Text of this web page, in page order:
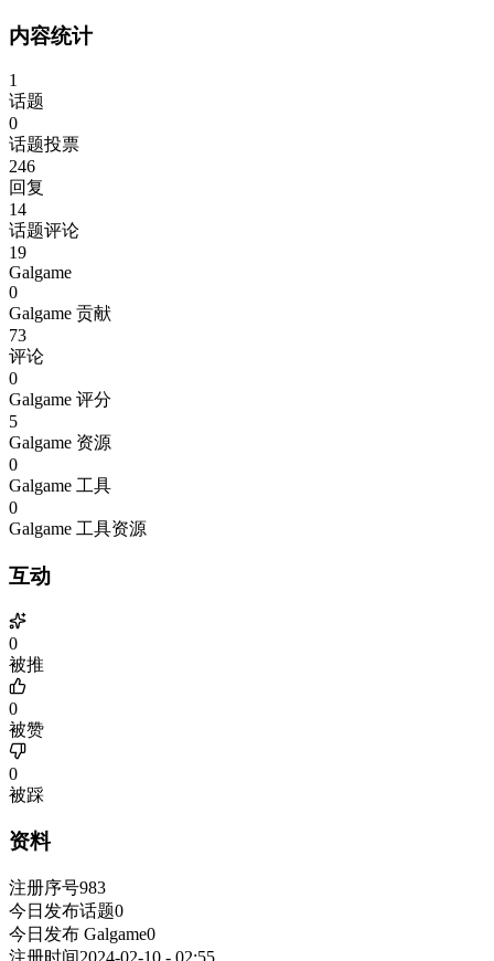
内容统计
1
话题
0
话题投票
246
回复
14
话题评论
19
Galgame
0
Galgame 贡献
73
评论
0
Galgame 评分
5
Galgame 资源
0
Galgame 工具
0
Galgame 工具资源
互动
0
被推
0
被赞
0
被踩
资料
注册序号983
今日发布话题0
今日发布 Galgame0